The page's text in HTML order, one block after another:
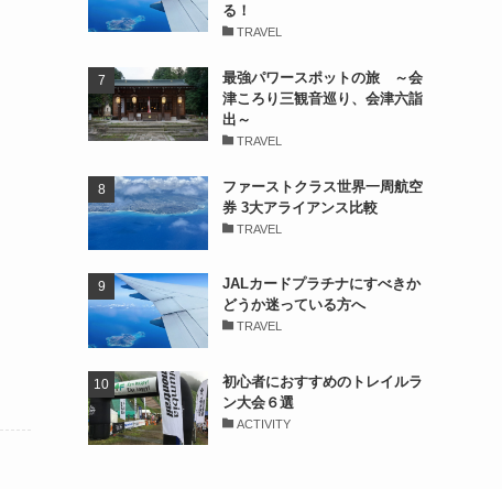
る！
TRAVEL
最強パワースポットの旅 ～会
津ころり三観音巡り、会津六詣
出～
TRAVEL
ファーストクラス世界一周航空
券 3大アライアンス比較
TRAVEL
JALカードプラチナにすべきか
どうか迷っている方へ
TRAVEL
初心者におすすめのトレイルラ
ン大会６選
ACTIVITY